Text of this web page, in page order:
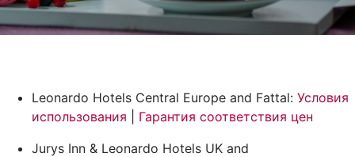
Leonardo Hotels Central Europe and Fattal: Условия
использования
Гарантия соответствия цен
Jurys Inn & Leonardo Hotels UK and